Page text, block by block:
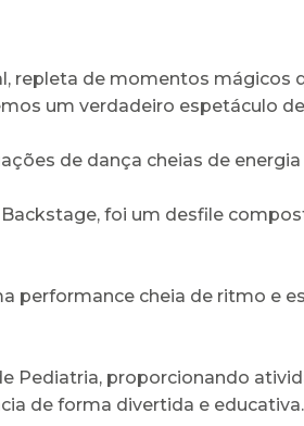
repleta de momentos
um verdadeiro espetáculo
de dança cheias de
foi um desfile
performance cheia de ritmo e
Pediatria, proporcionando
de forma divertida e educativa.